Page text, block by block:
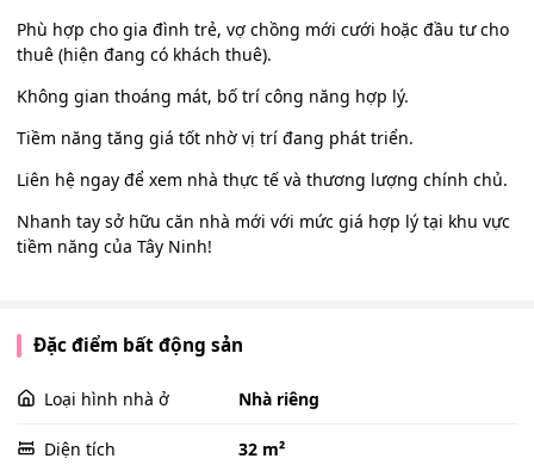
Phù hợp cho gia đình trẻ, vợ chồng mới cưới hoặc đầu tư cho
thuê (hiện đang có khách thuê).
Không gian thoáng mát, bố trí công năng hợp lý.
Tiềm năng tăng giá tốt nhờ vị trí đang phát triển.
Liên hệ ngay để xem nhà thực tế và thương lượng chính chủ.
Nhanh tay sở hữu căn nhà mới với mức giá hợp lý tại khu vực
tiềm năng của Tây Ninh!
Đặc điểm bất động sản
Loại hình nhà ở Nhà riêng
Diện tích 32 m²